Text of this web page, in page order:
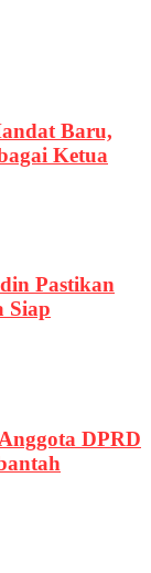
Baru,
Ketua
Pastikan
Siap
DPRD